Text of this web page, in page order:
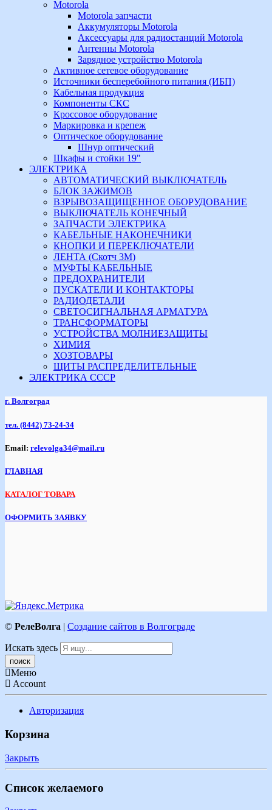
Motorola
Motorola запчасти
Аккумуляторы Motorola
Аксессуары для радиостанций Motorola
Антенны Motorola
Зарядное устройство Motorola
Активное сетевое оборудование
Источники бесперебойного питания (ИБП)
Кабельная продукция
Компоненты СКС
Кроссовое оборудование
Маркировка и крепеж
Оптическое оборудование
Шнур оптический
Шкафы и стойки 19"
ЭЛЕКТРИКА
АВТОМАТИЧЕСКИЙ ВЫКЛЮЧАТЕЛЬ
БЛОК ЗАЖИМОВ
ВЗРЫВОЗАЩИЩЕННОЕ ОБОРУДОВАНИЕ
ВЫКЛЮЧАТЕЛЬ КОНЕЧНЫЙ
ЗАПЧАСТИ ЭЛЕКТРИКА
КАБЕЛЬНЫЕ НАКОНЕЧНИКИ
КНОПКИ И ПЕРЕКЛЮЧАТЕЛИ
ЛЕНТА (Скотч 3М)
МУФТЫ КАБЕЛЬНЫЕ
ПРЕДОХРАНИТЕЛИ
ПУСКАТЕЛИ И КОНТАКТОРЫ
РАДИОДЕТАЛИ
СВЕТОСИГНАЛЬНАЯ АРМАТУРА
ТРАНСФОРМАТОРЫ
УСТРОЙСТВА МОЛНИЕЗАЩИТЫ
ХИМИЯ
ХОЗТОВАРЫ
ЩИТЫ РАСПРЕДЕЛИТЕЛЬНЫЕ
ЭЛЕКТРИКА СССР
г. Волгоград
тел. (8442) 73-24-34
Email: relevolga34@mail.ru
ГЛАВНАЯ
КАТАЛОГ ТОВАРА
ОФОРМИТЬ ЗАЯВКУ
© РелеВолга | Создание сайтов в Волгограде
Искать здесь
Меню
Account
Авторизация
Корзина
Закрыть
Список желаемого